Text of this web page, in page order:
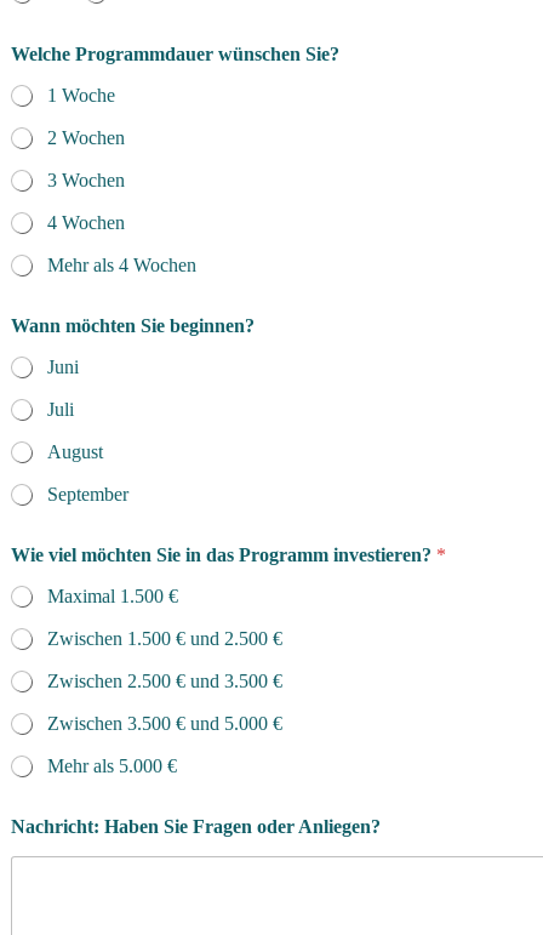
*
i
Welche Programmdauer wünschen Sie?
1 Woche
2 Wochen
3 Wochen
4 Wochen
Mehr als 4 Wochen
Wann möchten Sie beginnen?
Juni
Juli
August
September
Wie viel möchten Sie in das Programm investieren? *
Maximal 1.500 €
Zwischen 1.500 € und 2.500 €
Zwischen 2.500 € und 3.500 €
Zwischen 3.500 € und 5.000 €
Mehr als 5.000 €
Nachricht: Haben Sie Fragen oder Anliegen?